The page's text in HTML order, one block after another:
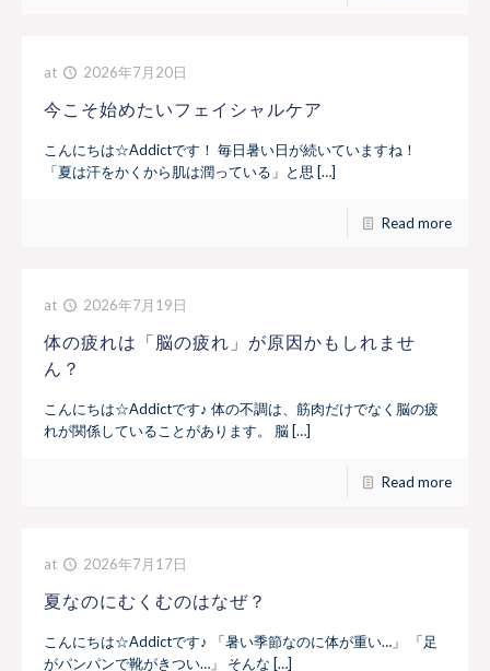
at 2026年7月20日
今こそ始めたいフェイシャルケア
こんにちは☆Addictです！ 毎日暑い日が続いていますね！
「夏は汗をかくから肌は潤っている」と思 […]
Read more
at 2026年7月19日
体の疲れは「脳の疲れ」が原因かもしれませ
ん？
こんにちは☆Addictです♪ 体の不調は、筋肉だけでなく脳の疲
れが関係していることがあります。 脳 […]
Read more
at 2026年7月17日
夏なのにむくむのはなぜ？
こんにちは☆Addictです♪ 「暑い季節なのに体が重い…」 「足
がパンパンで靴がきつい…」 そんな […]